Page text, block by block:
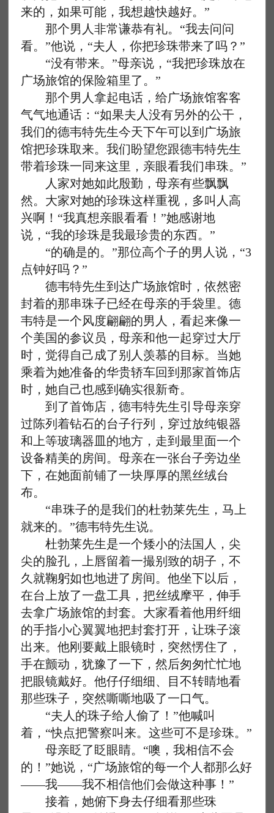
来的，如果可能，我想越快越好。”
那个男人非常谦恭有礼。“我去问问
看。”他说，“夫人，你把珍珠带来了吗？”
“没有带来。”母亲说，“我把珍珠放在
广场旅馆的保险箱里了。”
那个男人拿起电话，给广场旅馆客客
气气地通话：“如果夫人没有另外的公干，
我们的德韦特先生今天下午可以到广场旅
馆把珍珠取来。我们盼望您跟德韦特先生
带着珍珠一同来这里，亲眼看我们串珠。”
人家对她如此殷勤，母亲有些飘飘
然。大家对她的珍珠这样重视，多叫人高
兴啊！“我真想亲眼看看！”她感谢地
说，“我的珍珠是我最珍贵的东西。”
“的确是的。”那位高个子的男人说，“3
点钟好吗？”
德韦特先生到达广场旅馆时，依然密
封着的那串珠子已经在母亲的手袋里。德
韦特是一个风度翩翩的男人，看起来像一
个美国的参议员，母亲和他一起穿过大厅
时，觉得自己成了别人羡慕的目标。当她
乘着为她准备的华贵轿车回到那家首饰店
时，她自己也感到确实很新奇。
到了首饰店，德韦特先生引导母亲穿
过陈列着钻石的台子行列，穿过放纯银器
和上等玻璃器皿的地方，走到最里面一个
设备精美的房间。母亲在一张台子旁边坐
下，在她面前铺了一块厚厚的黑丝绒台
布。
“串珠子的是我们的杜勃莱先生，马上
就来的。”德韦特先生说。
杜勃莱先生是一个矮小的法国人，尖
尖的脸孔，上唇留着一撮别致的胡子，不
久就鞠躬如也地进了房间。他坐下以后，
在台上放了一盘工具，把丝绒摩平，伸手
去拿广场旅馆的封套。大家看着他用纤细
的手指小心翼翼地把封套打开，让珠子滚
出来。他刚要戴上眼镜时，突然愣住了，
手在颤动，犹豫了一下，然后匆匆忙忙地
把眼镜戴好。他仔仔细细、目不转睛地看
那些珠子，突然嘶嘶地吸了一口气。
“夫人的珠子给人偷了！”他喊叫
着，“快点把警察叫来。这些可不是珍珠。”
母亲眨了眨眼睛。“噢，我相信不会
的！”她说，“广场旅馆的每一个人都那么好
——我——我不相信他们会做这种事！”
接着，她俯下身去仔细看那些珠